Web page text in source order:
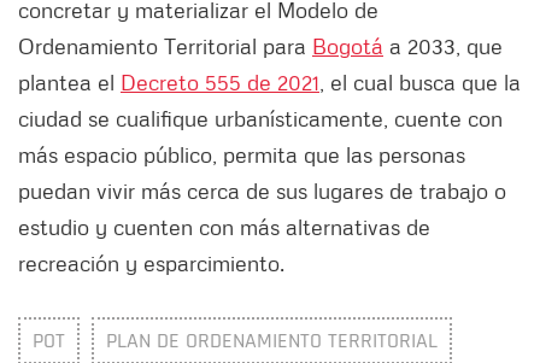
concretar y materializar el Modelo de
Ordenamiento Territorial para Bogotá a 2033, que
plantea el Decreto 555 de 2021 , el cual busca que la
ciudad se cualifique urbanísticamente, cuente con
más espacio público, permita que las personas
puedan vivir más cerca de sus lugares de trabajo o
estudio y cuenten con más alternativas de
recreación y esparcimiento.
POT PLAN DE ORDENAMIENTO TERRITORIAL